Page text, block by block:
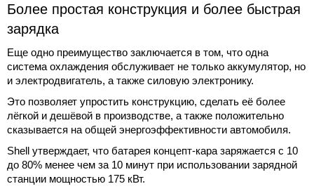
Более простая конструкция и более быстрая
зарядка
Еще одно преимущество заключается в том, что одна
система охлаждения обслуживает не только аккумулятор, но
и электродвигатель, а также силовую электронику.
Это позволяет упростить конструкцию, сделать её более
лёгкой и дешёвой в производстве, а также положительно
сказывается на общей энергоэффективности автомобиля.
Shell утверждает, что батарея концепт-кара заряжается с 10
до 80% менее чем за 10 минут при использовании зарядной
станции мощностью 175 кВт.